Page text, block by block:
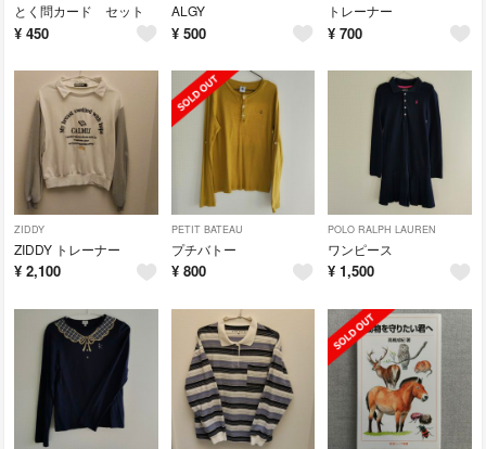
とく問カード セット
¥ 450
ALGY
¥ 500
トレーナー
¥ 700
ZIDDY
ZIDDY トレーナー
¥ 2,100
PETIT BATEAU
プチバトー
¥ 800
POLO RALPH LAUREN
ワンピース
¥ 1,500